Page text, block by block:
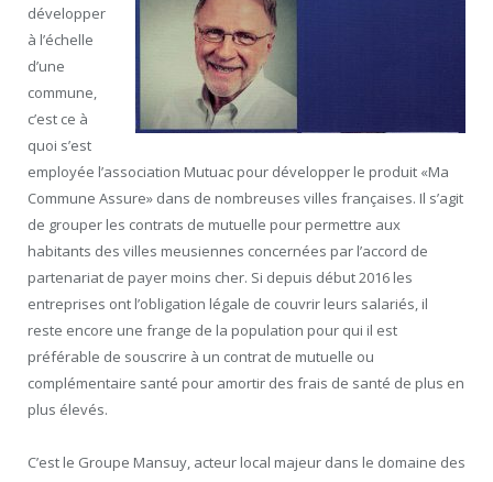
développer
à l’échelle
d’une
commune,
c’est ce à
quoi s’est
employée l’association Mutuac pour développer le produit «Ma
Commune Assure» dans de nombreuses villes françaises. Il s’agit
de grouper les contrats de mutuelle pour permettre aux
habitants des villes meusiennes concernées par l’accord de
partenariat de payer moins cher. Si depuis début 2016 les
entreprises ont l’obligation légale de couvrir leurs salariés, il
reste encore une frange de la population pour qui il est
préférable de souscrire à un contrat de mutuelle ou
complémentaire santé pour amortir des frais de santé de plus en
plus élevés.
C’est le Groupe Mansuy, acteur local majeur dans le domaine des